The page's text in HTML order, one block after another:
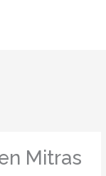
Mitras